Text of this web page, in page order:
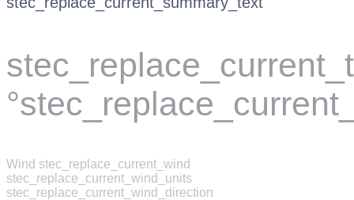
Wind stec_replace_current_wind
stec_replace_current_wind_units
stec_replace_current_wind_direction